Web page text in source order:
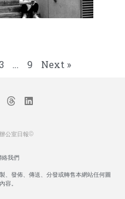
3 … 9 Next »
公室日報©
絡我們
、發佈、傳送、分發或轉售本網站任何圖
容。